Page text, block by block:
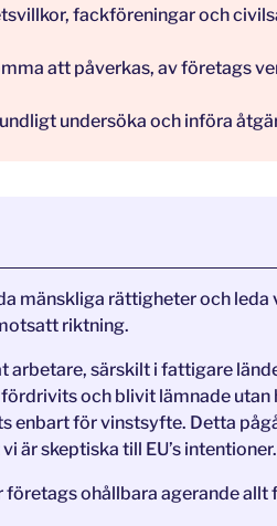
fackföreningar och
att påverkas, av företags
undersöka och införa
mänskliga rättigheter och leda
riktning.
särskilt i fattigare
och blivit lämnade utan
enbart för vinstsyfte. Detta
är skeptiska till EU’s intentioner.
ohållbara agerande allt